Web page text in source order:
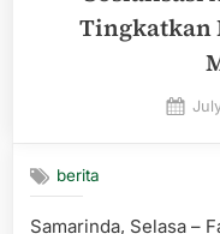
Tingkatkan
berita
Samarinda, Selasa –